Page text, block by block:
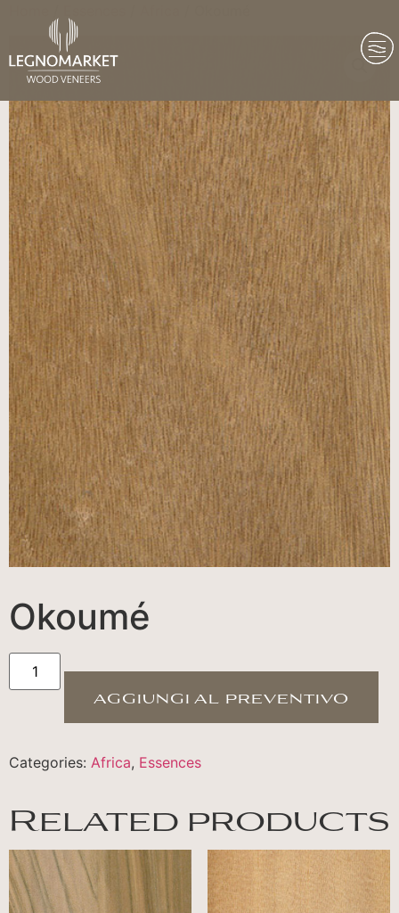
Okoumé
aggiungi al preventivo
Categories: Africa, Essences
Related products